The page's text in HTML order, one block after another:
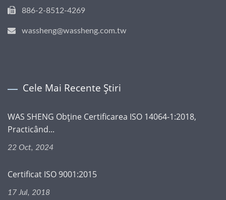
886-2-8512-4269
wassheng@wassheng.com.tw
Cele Mai Recente Știri
WAS SHENG Obține Certificarea ISO 14064-1:2018,
Practicând...
22 Oct, 2024
Certificat ISO 9001:2015
17 Jul, 2018